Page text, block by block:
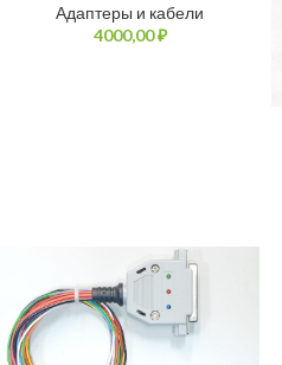
Адаптеры и кабели
4000,00₽